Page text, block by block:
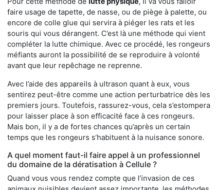
faire usage de tapette, de nasse, ou de piège à palette, ou
encore de colle glue qui servira à piéger les rats et les
souris qui vous dérangent. C’est là une méthode qui vient
compléter la lutte chimique. Avec ce procédé, les rongeurs
méfiants auront la possibilité de se reproduire à volonté
avant que leur repêchage ne reprenne.
Avec l’aide des appareils à ultrason quant à eux, vous
sentirez peut-être comme une action perturbatrice dès les
premiers jours. Toutefois, rassurez-vous, cela s’estompera
pour laisser place à son efficacité face à ces rongeurs.
Mais bon, il y a de fortes chances qu’après un certain
temps que les rongeurs s’habituent à la nuisance sonore.
A quel moment faut-il faire appel à un professionnel
du domaine de la dératisation à Cellule ?
Quand vous vous rendez compte que l’invasion de ces